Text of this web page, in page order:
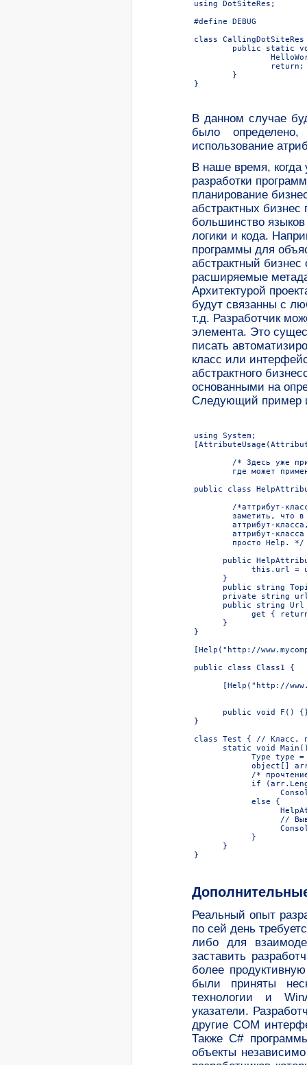
using DotSiteRes;
#define DEBUG
class
}
В данном случае
было
использование
В наше время,
разработки
планирование
абстрактных
большинство
логики и кода.
программы для
абстрактный бизнес
расширяемые
Архитектурой
будут связанны с
т.д. Разработчик
элемента. Это
писать
класс или
абстрактного
основанными на
Следующий пример
using System;
public class
public
this.url =
      }
public string
private string
public string
get {
      }
}
[Help("http://
public class Class1 {
[Help("http://
public void F()
}
class Test { // Класс,
static void
Type type
object[]
/*
if
            else {
//
            }
      }
}
Реальный опыт
по сей день
либо для
заставить
более
были приняты
технологии и
указатели.
другие COM
Также C#
объекты